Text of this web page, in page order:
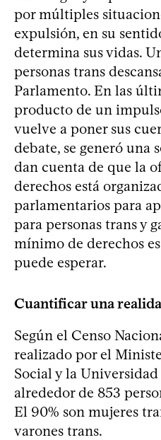
por múltiples
expulsión, en su
determina sus vidas.
personas trans
Parlamento. En las
producto de un
vuelve a poner sus
debate, se generó una
dan cuenta de que la
derechos está
parlamentarios para
para personas trans y
mínimo de derechos
puede esperar.
Cuantificar una
Según el Censo
realizado por el
Social y la
alrededor de 853
El 90% son mujeres
varones trans.